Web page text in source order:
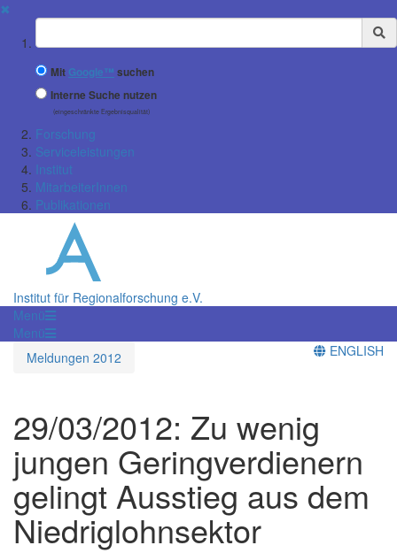
✖
Suchbegriff
Mit Google™ suchen
Interne Suche nutzen
(eingeschränkte Ergebnisqualität)
Forschung
Serviceleistungen
Institut
MitarbeiterInnen
Publikationen
Institut für Regionalforschung e.V.
Menü
Menü
Meldungen 2012
ENGLISH
29/03/2012: Zu wenig
jungen Geringverdienern
gelingt Ausstieg aus dem
Niedriglohnsektor